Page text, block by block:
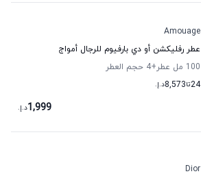
Amouage
عطر رفليكشن أو دي بارفيوم للرجال أمواج
100 مل عطر
+4
حجم العطر
24تا8,573د.إ.
1,999د.إ.
Dior